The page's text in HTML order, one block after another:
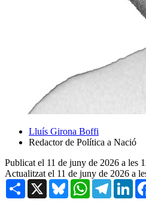
Lluís Girona Boffi
Redactor de Política a Nació
Publicat el 11 de juny de 2026 a les
Actualitzat el 11 de juny de 2026 a
Share X BlueskyWhatsAppTelegram